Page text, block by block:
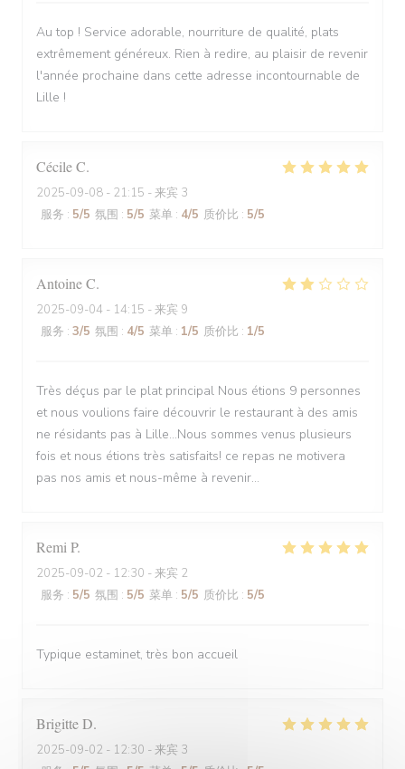
Au top ! Service adorable, nourriture de qualité, plats
extrêmement généreux. Rien à redire, au plaisir de revenir
l'année prochaine dans cette adresse incontournable de
Lille !
CécileC
2025-09-08 - 21:15 - 来宾 3
服务 : 5/5 氛围 : 5/5 菜单 : 4/5 质价比 : 5/5
AntoineC
2025-09-04 - 14:15 - 来宾 9
服务 : 3/5 氛围 : 4/5 菜单 : 1/5 质价比 : 1/5
Très déçus par le plat principal Nous étions 9 personnes
et nous voulions faire découvrir le restaurant à des amis
ne résidants pas à Lille...Nous sommes venus plusieurs
fois et nous étions très satisfaits! ce repas ne motivera
pas nos amis et nous-même à revenir...
Remi P
2025-09-02 - 12:30 - 来宾 2
服务 : 5/5 氛围 : 5/5 菜单 : 5/5 质价比 : 5/5
Typique estaminet, très bon accueil
BrigitteD
2025-09-02 - 12:30 - 来宾 3